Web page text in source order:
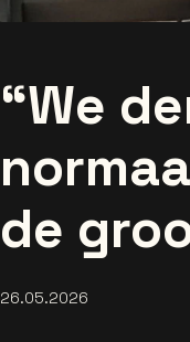
“We
de
26.05.2026